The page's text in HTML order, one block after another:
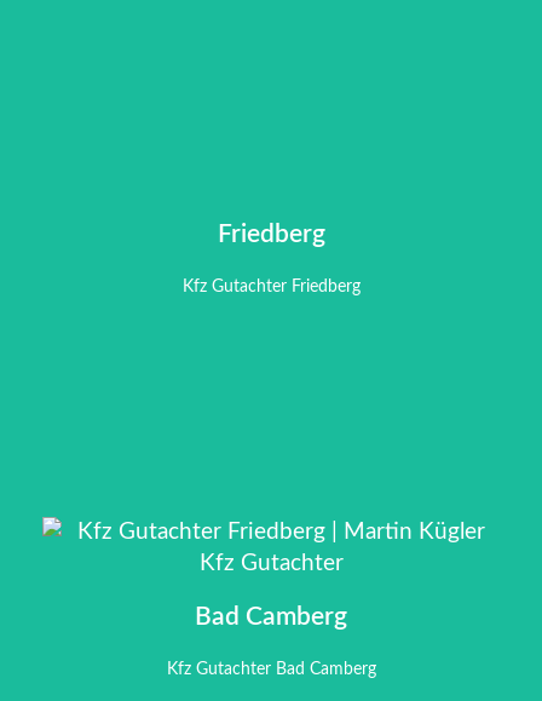
Friedberg
Kfz Gutachter Friedberg
Kfz Gutachter Friedberg
Friedberg
Bad Camberg
Kfz Gutachter Bad Camberg
Bad Camberg